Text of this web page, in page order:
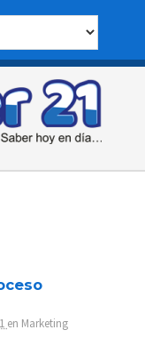
en Marketing